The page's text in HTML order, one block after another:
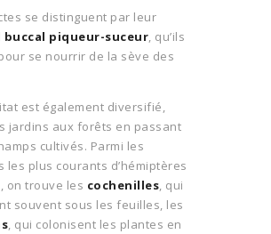
se distinguent par leur
buccal piqueur-suceur, qu’ils
se nourrir de la sève des
est également diversifié,
jardins aux forêts en passant
cultivés. Parmi les
les plus courants d’hémiptères
on trouve les cochenilles, qui
souvent sous les feuilles, les
, qui colonisent les plantes en